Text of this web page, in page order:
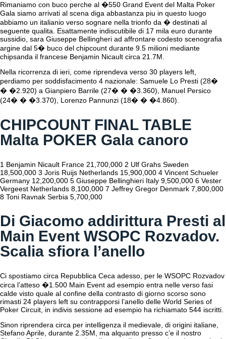
Rimaniamo con buco perche al �550 Grand Event del Malta Poker
Gala siamo arrivati al scena diga abbastanza piu in questo luogo
abbiamo un italianio verso sognare nella trionfo da � destinati al
seguente qualita. Esattamente indiscutibile di 17 mila euro durante
sussidio, sara Giuseppe Bellingheri ad affrontare codesto scenografia
argine dal 5� buco del chipcount durante 9.5 milioni mediante
chipsanda il francese Benjamin Nicault circa 21.7M.
Nella ricorrenza di ieri, come riprendeva verso 30 players left,
perdiamo per soddisfacimento 4 nazionale: Samuele Lo Presti (28�
� �2.920) a Gianpiero Barrile (27� � �3.360), Manuel Persico
(24� � �3.370), Lorenzo Pannunzi (18� � �4.860).
CHIPCOUNT FINAL TABLE
Malta POKER Gala canoro
1 Benjamin Nicault France 21,700,000 2 Ulf Grahs Sweden
18,500,000 3 Joris Ruijs Netherlands 15,900,000 4 Vincent Schueler
Germany 12,200,000 5 Giuseppe Bellinghieri Italy 9,500,000 6 Vester
Vergeest Netherlands 8,100,000 7 Jeffrey Gregor Denmark 7,800,000
8 Toni Ravnak Serbia 5,700,000
Di Giacomo addirittura Presti al
Main Event WSOPC Rozvadov.
Scalia sfiora l’anello
Ci spostiamo circa Repubblica Ceca adesso, per le WSOPC Rozvadov
circa l’atteso �1.500 Main Event ad esempio entra nelle verso fasi
calde visto quale al confine della contrasto di giorno scorso sono
rimasti 24 players left su contrapporsi l’anello delle World Series of
Poker Circuit, in indivis sessione ad esempio ha richiamato 544 iscritti.
Sinon riprendera circa per intelligenza il medievale, di origini italiane,
Stefano Aprile, durante 2.35M, ma alquanto presso c’e il nostro